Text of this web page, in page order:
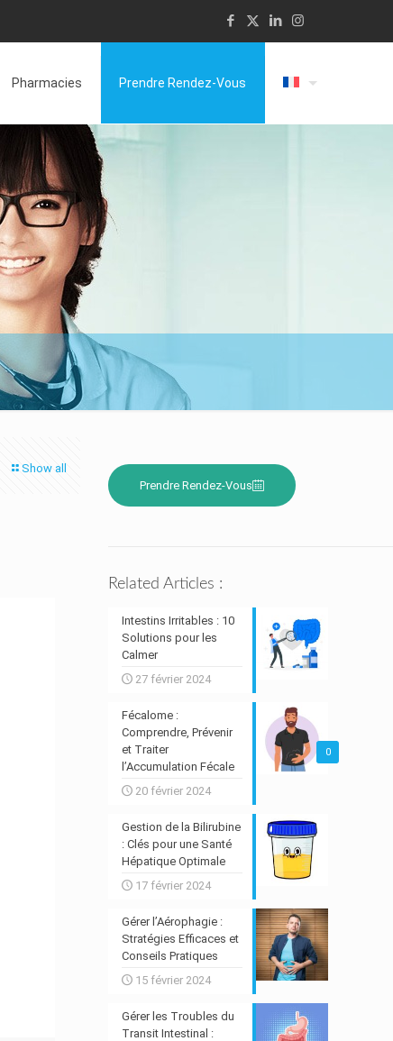
Pharmacies Prendre Rendez-Vous
Show all
Prendre Rendez-Vous
Related Articles :
Intestins Irritables : 10
Solutions pour les
Calmer
27 février 2024
0
Fécalome :
Comprendre, Prévenir
et Traiter
l’Accumulation Fécale
20 février 2024
Gestion de la Bilirubine
: Clés pour une Santé
Hépatique Optimale
17 février 2024
Gérer l’Aérophagie :
Stratégies Efficaces et
Conseils Pratiques
15 février 2024
Gérer les Troubles du
Transit Intestinal :